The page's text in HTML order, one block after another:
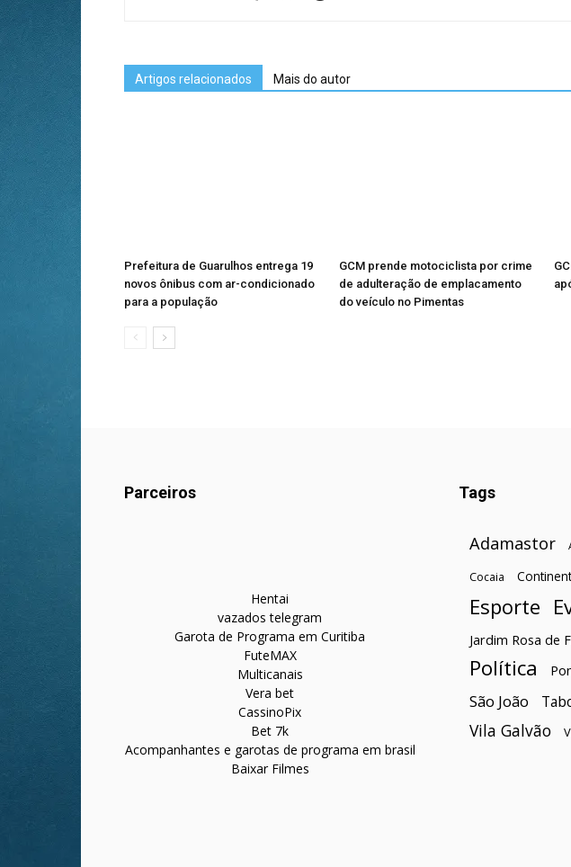
Artigos relacionados Mais do autor
Prefeitura de Guarulhos entrega 19
novos ônibus com ar-condicionado
para a população
GCM prende motociclista por crime
de adulteração de emplacamento
do veículo no Pimentas
Parceiros
Hentai
vazados telegram
Garota de Programa em Curitiba
FuteMAX
Multicanais
Vera bet
CassinoPix
Bet 7k
Acompanhantes e garotas de programa em brasil
Baixar Filmes
Tags
Adamastor
Cocaia
Esporte
Jardim Rosa de
Política
São João
Vila Galvão